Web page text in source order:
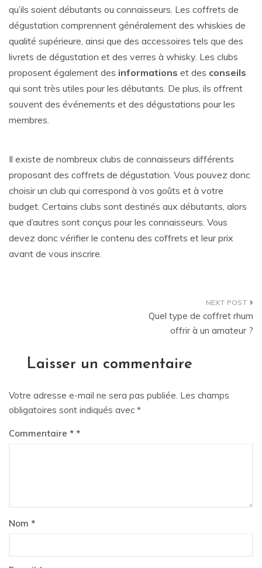
qu’ils soient débutants ou connaisseurs. Les coffrets de
dégustation comprennent généralement des whiskies de
qualité supérieure, ainsi que des accessoires tels que des
livrets de dégustation et des verres à whisky. Les clubs
proposent également des informations et des conseils
qui sont très utiles pour les débutants. De plus, ils offrent
souvent des événements et des dégustations pour les
membres.
Il existe de nombreux clubs de connaisseurs différents
proposant des coffrets de dégustation. Vous pouvez donc
choisir un club qui correspond à vos goûts et à votre
budget. Certains clubs sont destinés aux débutants, alors
que d’autres sont conçus pour les connaisseurs. Vous
devez donc vérifier le contenu des coffrets et leur prix
avant de vous inscrire.
l’article
Quel type de coffret rhum
offrir à un amateur ?
Laisser un commentaire
Votre adresse e-mail ne sera pas publiée. Les champs
obligatoires sont indiqués avec *
Commentaire *
Nom *